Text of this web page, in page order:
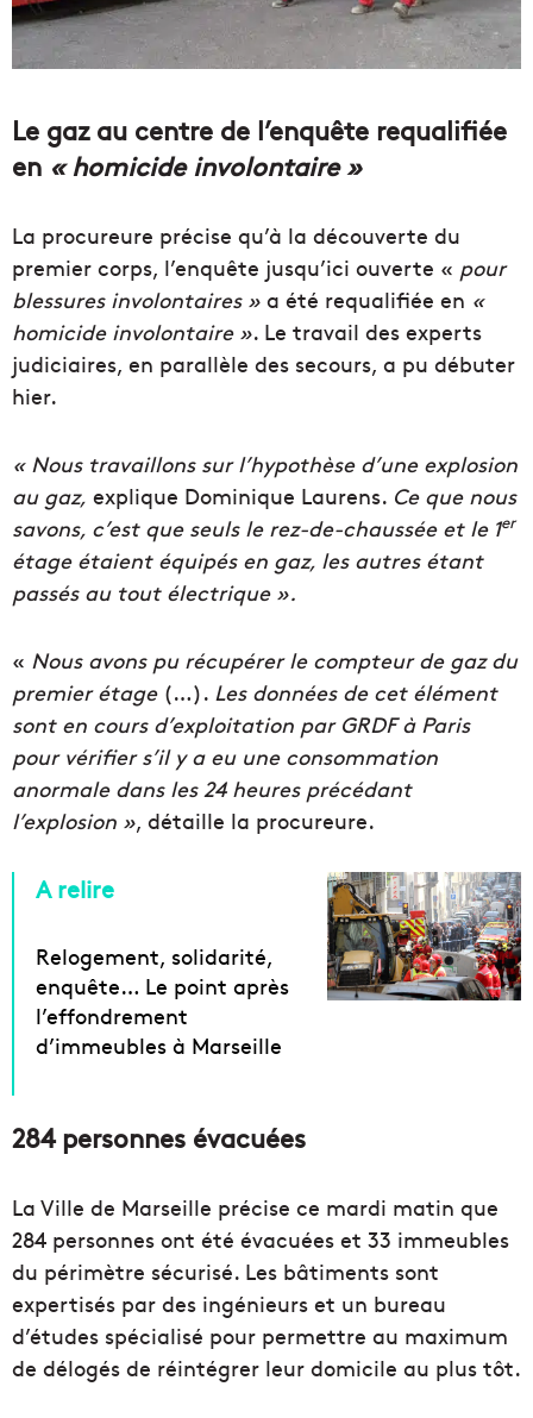
Le gaz au centre de l’enquête requalifiée
en « homicide involontaire »
La procureure précise qu’à la découverte du
premier corps, l’enquête jusqu’ici ouverte « pour
blessures involontaires » a été requalifiée en «
homicide involontaire ». Le travail des experts
judiciaires, en parallèle des secours, a pu débuter
hier.
« Nous travaillons sur l’hypothèse d’une explosion
au gaz, explique Dominique Laurens. Ce que nous
savons, c’est que seuls le rez-de-chaussée et le 1er
étage étaient équipés en gaz, les autres étant
passés au tout électrique ».
« Nous avons pu récupérer le compteur de gaz du
premier étage(…). Les données de cet élément
sont en cours d’exploitation par GRDF à Paris
pour vérifier s’il y a eu une consommation
anormale dans les 24 heures précédant
l’explosion », détaille la procureure.
A relire
Relogement, solidarité,
enquête… Le point après
l’effondrement
d’immeubles à Marseille
284 personnes évacuées
La Ville de Marseille précise ce mardi matin que
284 personnes ont été évacuées et 33 immeubles
du périmètre sécurisé. Les bâtiments sont
expertisés par des ingénieurs et un bureau
d’études spécialisé pour permettre au maximum
de délogés de réintégrer leur domicile au plus tôt.